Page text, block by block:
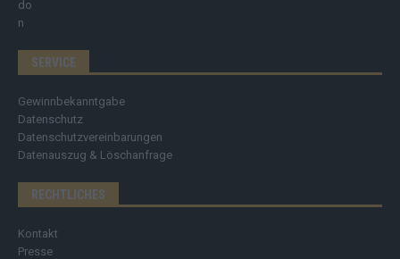
SERVICE
Gewinnbekanntgabe
Datenschutz
Datenschutzvereinbarungen
Datenauszug & Löschanfrage
RECHTLICHES
Kontakt
Presse